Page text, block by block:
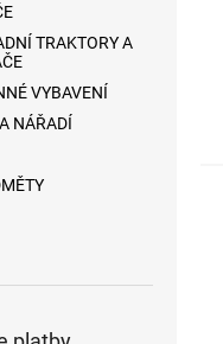
TRAKTORY A
VYBAVENÍ
NÁŘADÍ